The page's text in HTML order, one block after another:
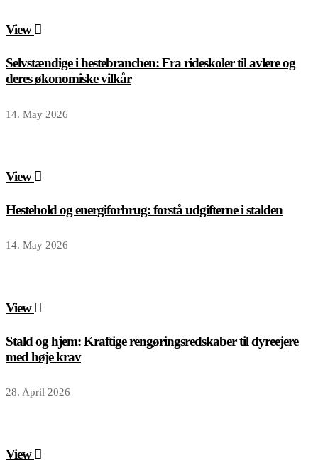
View
Selvstændige i hestebranchen: Fra rideskoler til avlere og
deres økonomiske vilkår
14. May 2026
View
Hestehold og energiforbrug: forstå udgifterne i stalden
14. May 2026
View
Stald og hjem: Kraftige rengøringsredskaber til dyreejere
med høje krav
28. April 2026
View